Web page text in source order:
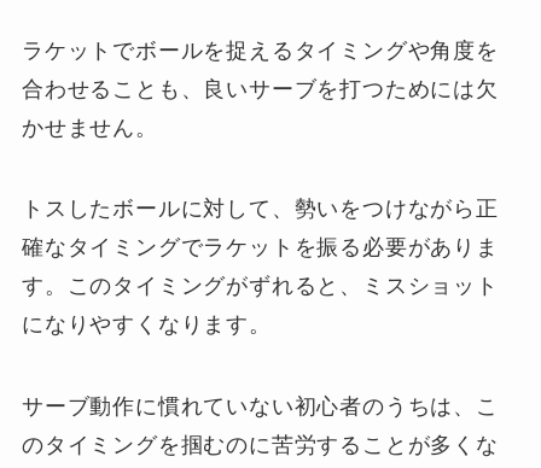
ラケットでボールを捉えるタイミングや角度を
合わせることも、良いサーブを打つためには欠
かせません。
トスしたボールに対して、勢いをつけながら正
確なタイミングでラケットを振る必要がありま
す。このタイミングがずれると、ミスショット
になりやすくなります。
サーブ動作に慣れていない初心者のうちは、こ
のタイミングを掴むのに苦労することが多くな